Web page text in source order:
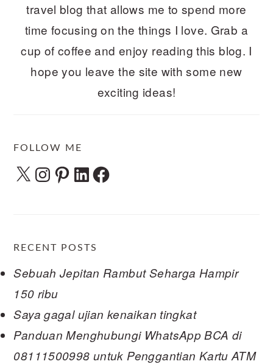
travel blog that allows me to spend more
time focusing on the things I love. Grab a
cup of coffee and enjoy reading this blog. I
hope you leave the site with some new
exciting ideas!
FOLLOW ME
X Instagram
Pinterest
LinkedInFacebook
RECENT POSTS
Sebuah Jepitan Rambut Seharga Hampir
150 ribu
Saya gagal ujian kenaikan tingkat
Panduan Menghubungi WhatsApp BCA di
08111500998 untuk Penggantian Kartu ATM